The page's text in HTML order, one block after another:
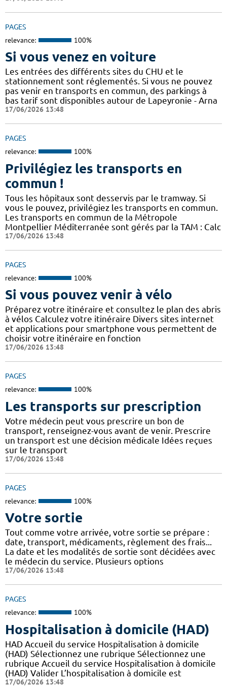
PAGES
relevance: 100%
Si vous venez en voiture
Les entrées des différents sites du CHU et le
stationnement sont réglementés. Si vous ne pouvez
pas venir en transports en commun, des parkings à
bas tarif sont disponibles autour de Lapeyronie - Arna
17/06/2026 13:48
PAGES
relevance: 100%
Privilégiez les transports en
commun !
Tous les hôpitaux sont desservis par le tramway. Si
vous le pouvez, privilégiez les transports en commun.
Les transports en commun de la Métropole
Montpellier Méditerranée sont gérés par la TAM : Calc
17/06/2026 13:48
PAGES
relevance: 100%
Si vous pouvez venir à vélo
Préparez votre itinéraire et consultez le plan des abris
à vélos Calculez votre itinéraire Divers sites internet
et applications pour smartphone vous permettent de
choisir votre itinéraire en fonction
17/06/2026 13:48
PAGES
relevance: 100%
Les transports sur prescription
Votre médecin peut vous prescrire un bon de
transport, renseignez-vous avant de venir. Prescrire
un transport est une décision médicale Idées reçues
sur le transport
17/06/2026 13:48
PAGES
relevance: 100%
Votre sortie
Tout comme votre arrivée, votre sortie se prépare :
date, transport, médicaments, règlement des frais...
La date et les modalités de sortie sont décidées avec
le médecin du service. Plusieurs options
17/06/2026 13:48
PAGES
relevance: 100%
Hospitalisation à domicile (HAD)
HAD Accueil du service Hospitalisation à domicile
(HAD) Sélectionnez une rubrique Sélectionnez une
rubrique Accueil du service Hospitalisation à domicile
(HAD) Valider L’hospitalisation à domicile est
17/06/2026 13:48